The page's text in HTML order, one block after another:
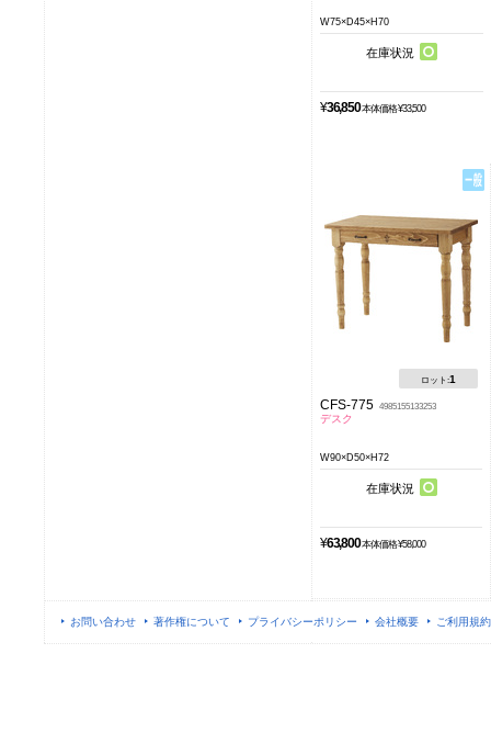
W75×D45×H70
在庫状況
¥36,850 本体価格 ¥33,500
ロット:1
CFS-775 4985155133253
デスク
W90×D50×H72
在庫状況
¥63,800 本体価格 ¥58,000
お問い合わせ 著作権について プライバシーポリシー 会社概要 ご利用規約